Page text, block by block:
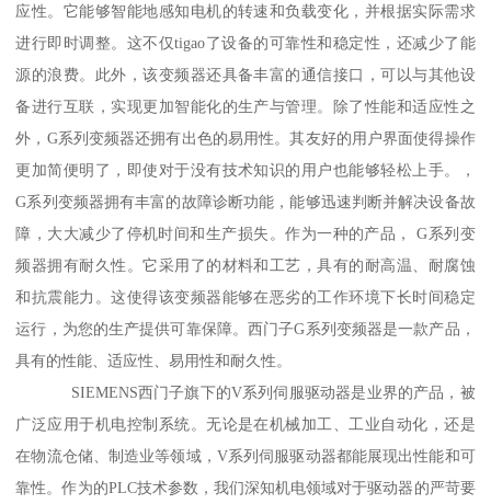
应性。它能够智能地感知电机的转速和负载变化，并根据实际需求
进行即时调整。这不仅tigao了设备的可靠性和稳定性，还减少了能
源的浪费。此外，该变频器还具备丰富的通信接口，可以与其他设
备进行互联，实现更加智能化的生产与管理。除了性能和适应性之
外，G系列变频器还拥有出色的易用性。其友好的用户界面使得操作
更加简便明了，即使对于没有技术知识的用户也能够轻松上手。，
G系列变频器拥有丰富的故障诊断功能，能够迅速判断并解决设备故
障，大大减少了停机时间和生产损失。作为一种的产品， G系列变
频器拥有耐久性。它采用了的材料和工艺，具有的耐高温、耐腐蚀
和抗震能力。这使得该变频器能够在恶劣的工作环境下长时间稳定
运行，为您的生产提供可靠保障。西门子G系列变频器是一款产品，
具有的性能、适应性、易用性和耐久性。
SIEMENS西门子旗下的V系列伺服驱动器是业界的产品，被
广泛应用于机电控制系统。无论是在机械加工、工业自动化，还是
在物流仓储、制造业等领域，V系列伺服驱动器都能展现出性能和可
靠性。作为的PLC技术参数，我们深知机电领域对于驱动器的严苛要